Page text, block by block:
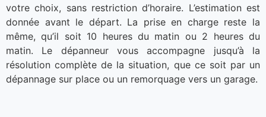
votre choix, sans restriction d’horaire. L’estimation est
donnée avant le départ. La prise en charge reste la
même, qu’il soit 10 heures du matin ou 2 heures du
matin. Le dépanneur vous accompagne jusqu’à la
résolution complète de la situation, que ce soit par un
dépannage sur place ou un remorquage vers un garage.